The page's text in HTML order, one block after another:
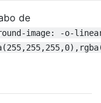
de
image: -o-